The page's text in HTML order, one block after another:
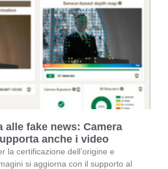
alle fake news: Camera
anche i video
la certificazione dell’origine e
si aggiorna con il supporto al